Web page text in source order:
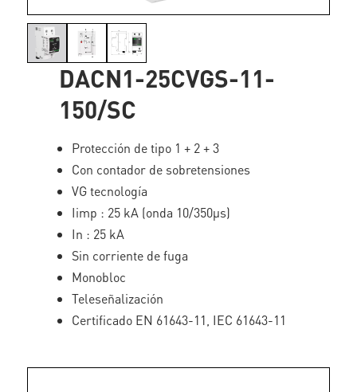
DACN1-25CVGS-11-
150/SC
Protección de tipo 1 + 2 + 3
Con contador de sobretensiones
VG tecnología
Iimp : 25 kA (onda 10/350µs)
In : 25 kA
Sin corriente de fuga
Monobloc
Teleseñalización
Certificado EN 61643-11, IEC 61643-11